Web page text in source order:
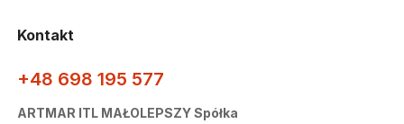
Kontakt
+48 698 195 577
ARTMAR ITL MAŁOLEPSZY Spółka